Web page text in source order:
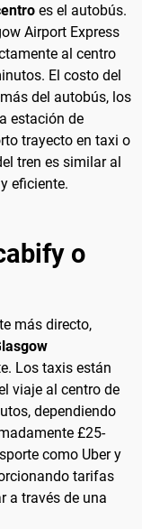
es el autobús.
Airport Express
al centro
El costo del
del autobús, los
estación de
trayecto en taxi o
tren es similar al
eficiente.
o
más directo,
Los taxis están
viaje al centro de
dependiendo
£25-
como Uber y
tarifas
a través de una